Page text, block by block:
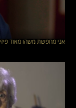
אני מחפשת משהו מאוד